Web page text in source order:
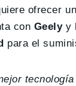
ofrecer
con Geelyy
para el
tecnología